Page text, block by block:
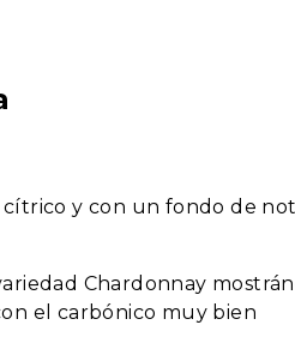
y con un fondo de
Chardonnay
el carbónico muy bien